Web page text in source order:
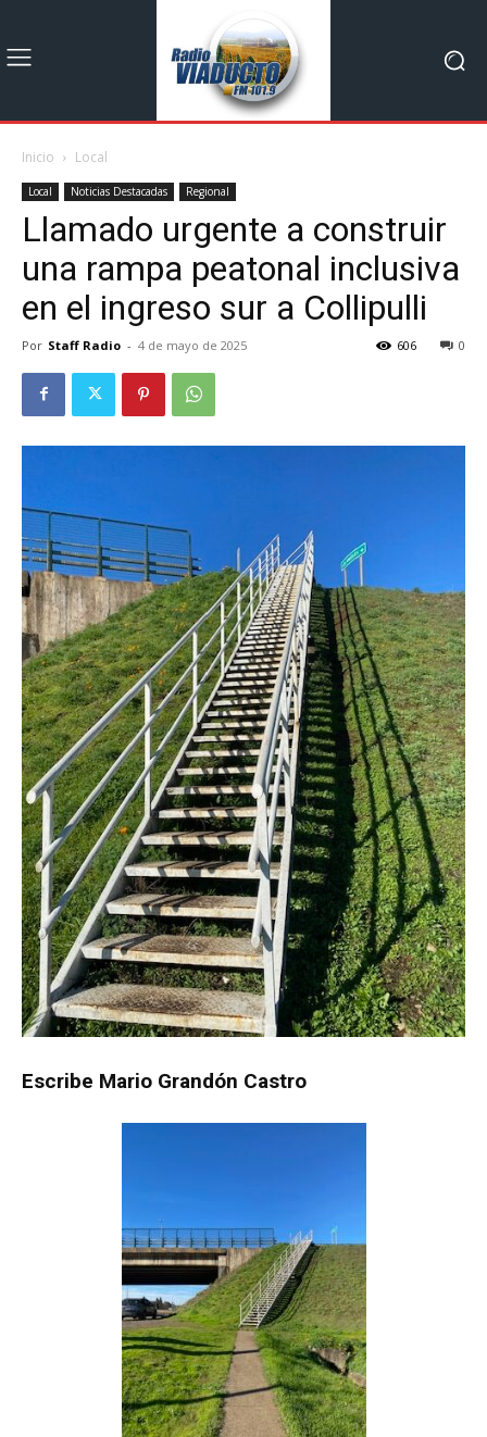
Inicio Local
Local Noticias Destacadas Regional
Llamado urgente a construir
una rampa peatonal inclusiva
en el ingreso sur a Collipulli
Por Staff Radio - 4 de mayo de 2025 0
606
Escribe Mario Grandón Castro